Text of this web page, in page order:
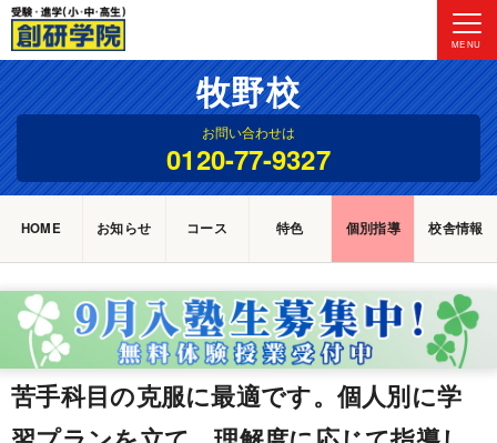
MENU
牧野校
お問い合わせは
0120-77-9327
HOME お知らせ コース 特色 個別指導 校舎情報
苦手科目の克服に最適です。個人別に学